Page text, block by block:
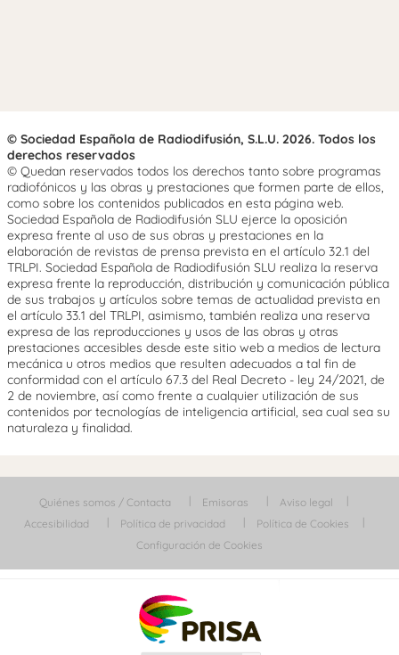
© Sociedad Española de Radiodifusión, S.L.U. 2026. Todos los
derechos reservados
© Quedan reservados todos los derechos tanto sobre programas
radiofónicos y las obras y prestaciones que formen parte de ellos,
como sobre los contenidos publicados en esta página web.
Sociedad Española de Radiodifusión SLU ejerce la oposición
expresa frente al uso de sus obras y prestaciones en la
elaboración de revistas de prensa prevista en el artículo 32.1 del
TRLPI. Sociedad Española de Radiodifusión SLU realiza la reserva
expresa frente la reproducción, distribución y comunicación pública
de sus trabajos y artículos sobre temas de actualidad prevista en
el artículo 33.1 del TRLPI, asimismo, también realiza una reserva
expresa de las reproducciones y usos de las obras y otras
prestaciones accesibles desde este sitio web a medios de lectura
mecánica u otros medios que resulten adecuados a tal fin de
conformidad con el artículo 67.3 del Real Decreto - ley 24/2021, de
2 de noviembre, así como frente a cualquier utilización de sus
contenidos por tecnologías de inteligencia artificial, sea cual sea su
naturaleza y finalidad.
Quiénes somos / Contacta Emisoras
Aviso legal
Accesibilidad
Política de privacidad
Política de Cookies
Configuración de Cookies